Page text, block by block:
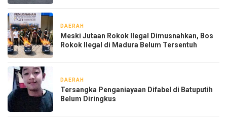
DAERAH
Meski Jutaan Rokok Ilegal Dimusnahkan, Bos
Rokok Ilegal di Madura Belum Tersentuh
DAERAH
Tersangka Penganiayaan Difabel di Batuputih
Belum Diringkus